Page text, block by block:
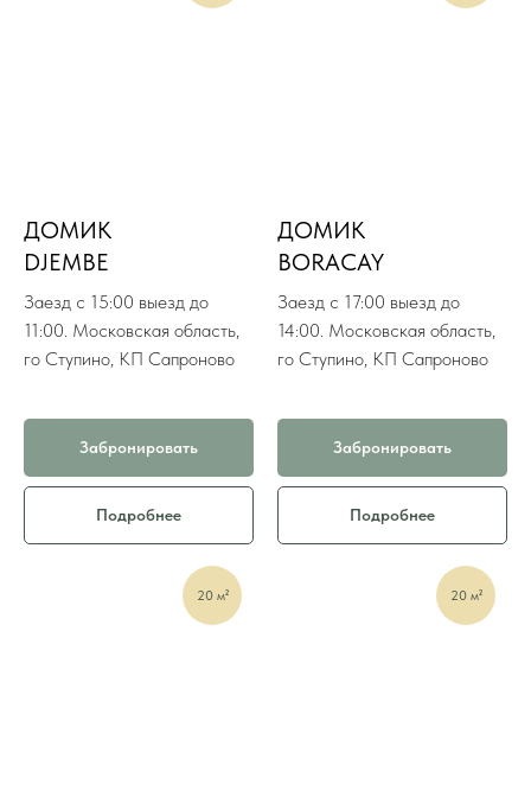
ДОМИК
DJEMBE
Заезд с 15:00 выезд до
11:00. Московская область,
го Ступино, КП Сапроново
Забронировать
Подробнее
ДОМИК
BORACAY
Заезд с 17:00 выезд до
14:00. Московская область,
го Ступино, КП Сапроново
Забронировать
Подробнее
20 м² 20 м²